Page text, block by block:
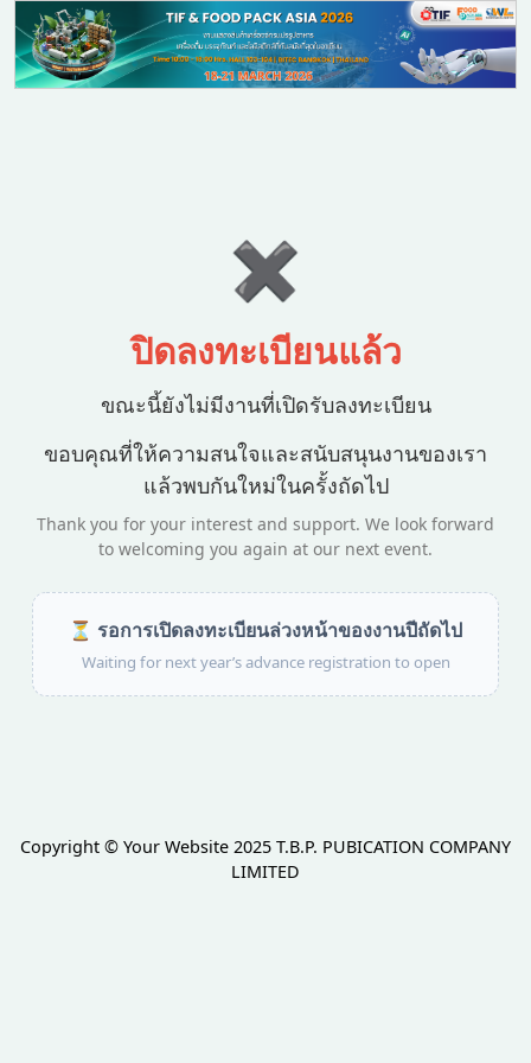
✖
ปิดลงทะเบียนแล้ว
ขณะนี้ยังไม่มีงานที่เปิดรับลงทะเบียน
ขอบคุณที่ให้ความสนใจและสนับสนุนงานของเรา
แล้วพบกันใหม่ในครั้งถัดไป
Thank you for your interest and support. We look forward
to welcoming you again at our next event.
⏳ รอการเปิดลงทะเบียนล่วงหน้าของงานปีถัดไป
Waiting for next year’s advance registration to open
Copyright © Your Website 2025 T.B.P. PUBICATION COMPANY
LIMITED